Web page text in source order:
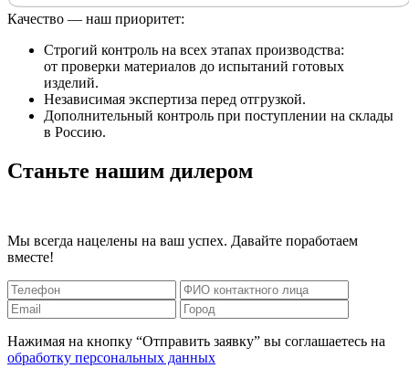
Качество — наш приоритет:
Строгий контроль на всех этапах производства:
от проверки материалов до испытаний готовых
изделий.
Независимая экспертиза перед отгрузкой.
Дополнительный контроль при поступлении на склады
в Россию.
Станьте нашим дилером
Мы всегда нацелены на ваш успех. Давайте поработаем
вместе!
Нажимая на кнопку “Отправить заявку” вы соглашаетесь на
обработку персональных данных